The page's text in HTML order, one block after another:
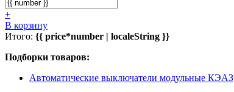
+
В корзину
Итого: {{ price*number | localeString }}
Подборки товаров:
Автоматические выключатели модульные КЭАЗ